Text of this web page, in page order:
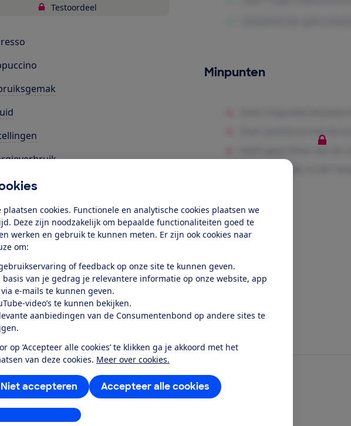
plaatsen cookies. Functionele en analytische cookies plaatsen we
Deze zijn noodzakelijk om bepaalde functionaliteiten goed te
werken en gebruik te kunnen meten. Er zijn ook cookies naar
om:
of feedback op onze site te kunnen geven.
basis van je gedrag je relevantere informatie op onze website, app
e-mails te kunnen geven.
video’s te kunnen bekijken.
aanbiedingen van de Consumentenbond op andere sites te
op ‘Accepteer alle cookies’ te klikken ga je akkoord met het
van deze cookies. Meer over cookies.
Accepteer alle cookies
Niet accepteren
aanpassen
Testoordeel
mensen met een beperking
toegang tot deze test?
Word lid
Al lid? Log in
Minpunten
dit product
door de Consumentenbond